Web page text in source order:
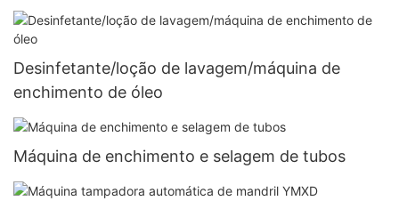
Desinfetante/loção de lavagem/máquina de
enchimento de óleo
Máquina de enchimento e selagem de tubos